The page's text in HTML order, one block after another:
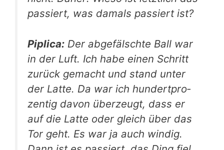
pas­siert, was damals pas­siert ist?
Pipli­ca: Der abge­fälsch­te Ball war
in der Luft. Ich habe einen Schritt
zurück gemacht und stand unter
der Lat­te. Da war ich hun­dert­pro­
zen­tig davon über­zeugt, dass er
auf die Lat­te oder gleich über das
Tor geht. Es war ja auch win­dig.